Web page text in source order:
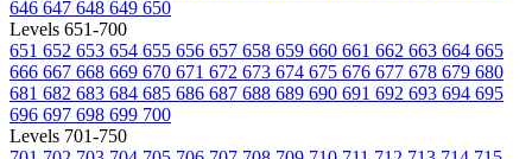
646 647 648 649 650
Levels 651-700
651 652 653 654 655 656 657 658 659 660 661 662 663 664 665
666 667 668 669 670 671 672 673 674 675 676 677 678 679 680
681 682 683 684 685 686 687 688 689 690 691 692 693 694 695
696 697 698 699 700
Levels 701-750